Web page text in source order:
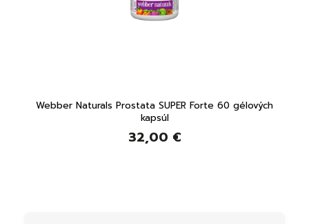
Webber Naturals Prostata SUPER Forte 60 gélových
kapsúl
32,00 €